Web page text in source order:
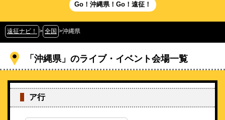
Go！沖縄県！Go！遠征！
遠征ナビ！ > 全国 >沖縄県
「沖縄県」のライブ・イベント会場一覧
ア行